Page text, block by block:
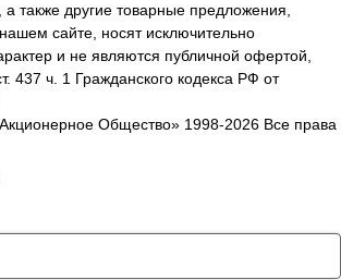
а также другие товарные предложения,
сайте, носят исключительно
и не являются публичной офертой,
437 ч. 1 Гражданского кодекса РФ от
Общество» 1998-2026 Все права